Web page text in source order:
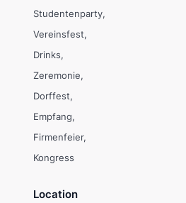
Studentenparty
Vereinsfest
Drinks
Zeremonie
Dorffest
Empfang
Firmenfeier
Kongress
Location